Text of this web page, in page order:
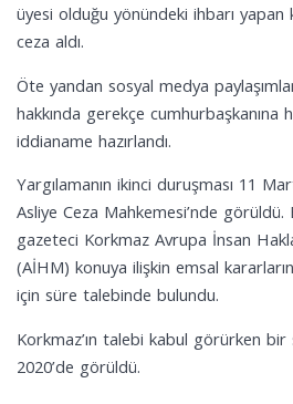
üyesi olduğu yönündeki ihbarı
ceza aldı.
Öte yandan sosyal medya
hakkında gerekçe cumhurbaşkanına
iddianame hazırlandı.
Yargılamanın ikinci duruşması 11
Asliye Ceza Mahkemesi’nde görüldü.
gazeteci Korkmaz Avrupa İnsan
(AİHM) konuya ilişkin emsal
için süre talebinde bulundu.
Korkmaz’ın talebi kabul görürken
2020’de görüldü.